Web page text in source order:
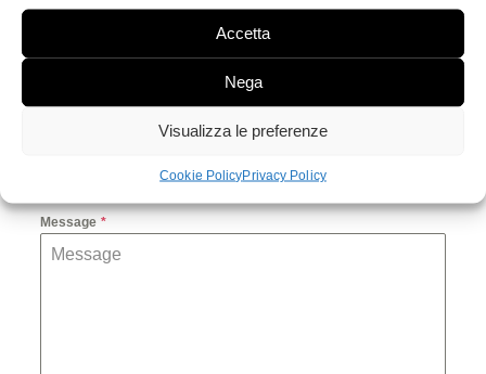
Accetta
Nega
Visualizza le preferenze
Cookie PolicyPrivacy Policy
Message *